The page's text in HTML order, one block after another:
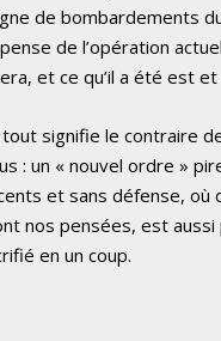
de bombardements
de l’opération
et ce qu’il a été est
signifie le contraire
: un « nouvel ordre »
et sans défense,
nos pensées, est
en un coup.